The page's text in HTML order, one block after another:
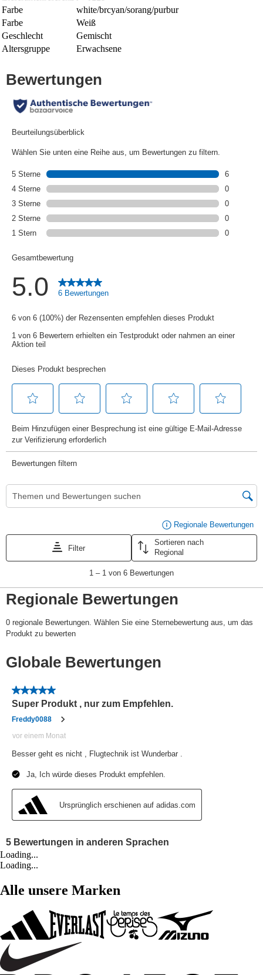
Farbe
white/brcyan/sorang/purbur
Farbe
Weiß
Geschlecht
Gemischt
Altersgruppe
Erwachsene
Loading...
Loading...
Alle unsere Marken